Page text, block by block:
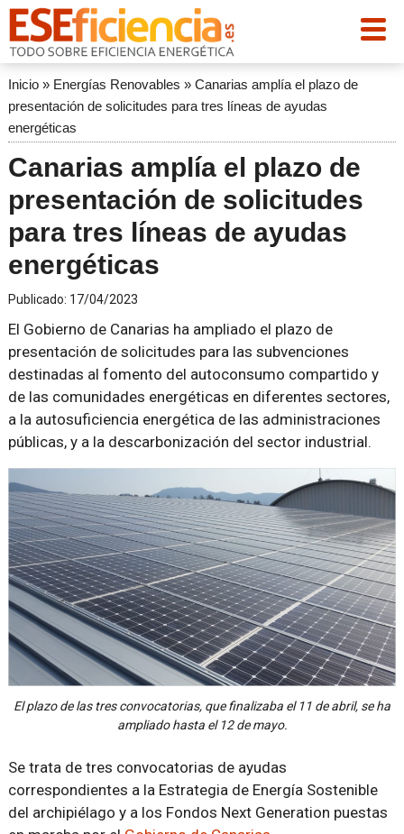
Inicio» Energías Renovables » Canarias amplía el plazo de
presentación de solicitudes para tres líneas de ayudas
energéticas
Canarias amplía el plazo de
presentación de solicitudes
para tres líneas de ayudas
energéticas
Publicado: 17/04/2023
El Gobierno de Canarias ha ampliado el plazo de
presentación de solicitudes para las subvenciones
destinadas al fomento del autoconsumo compartido y
de las comunidades energéticas en diferentes sectores,
a la autosuficiencia energética de las administraciones
públicas, y a la descarbonización del sector industrial.
El plazo de las tres convocatorias, que finalizaba el 11 de abril, se ha
ampliado hasta el 12 de mayo.
Se trata de tres convocatorias de ayudas
correspondientes a la Estrategia de Energía Sostenible
del archipiélago y a los Fondos Next Generation puestas